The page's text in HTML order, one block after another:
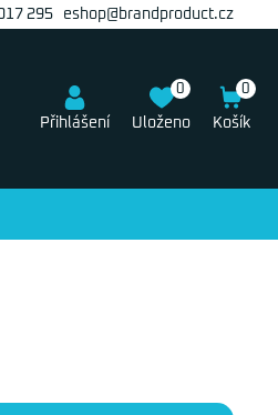
295 eshop@brandproduct.cz
Přihlášení Uloženo
0 0
Košík